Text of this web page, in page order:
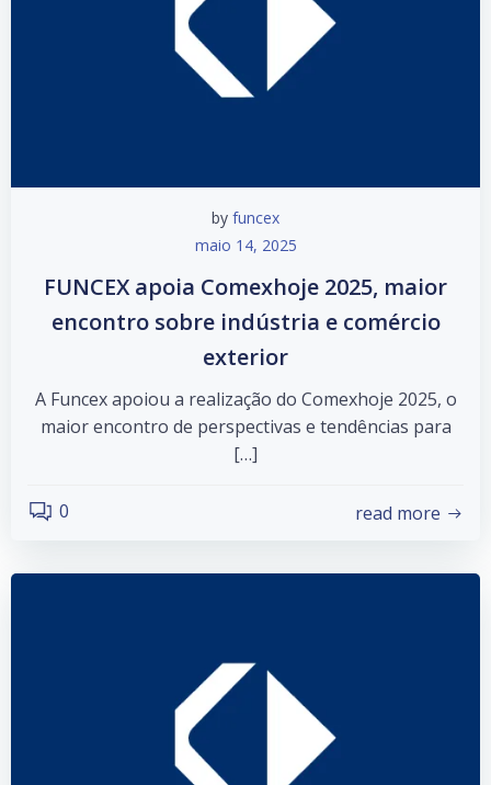
by funcex
maio 14, 2025
FUNCEX apoia Comexhoje 2025, maior
encontro sobre indústria e comércio
exterior
A Funcex apoiou a realização do Comexhoje 2025, o
maior encontro de perspectivas e tendências para
[…]
0 read more